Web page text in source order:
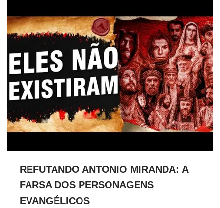
REFUTANDO ANTONIO MIRANDA: A
FARSA DOS PERSONAGENS
EVANGÉLICOS